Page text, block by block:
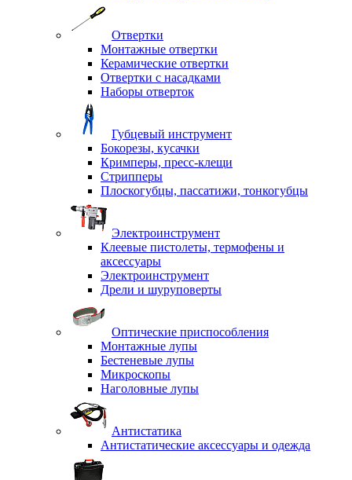
Отвертки
Монтажные отвертки
Керамические отвертки
Отвертки с насадками
Наборы отверток
Губцевый инструмент
Бокорезы, кусачки
Кримперы, пресс-клещи
Стрипперы
Плоскогубцы, пассатижи, тонкогубцы
Электроинструмент
Клеевые пистолеты, термофены и
аксессуары
Электроинструмент
Дрели и шуруповерты
Оптические приспособления
Монтажные лупы
Бестеневые лупы
Микроскопы
Наголовные лупы
Антистатика
Антистатические аксессуары и одежда